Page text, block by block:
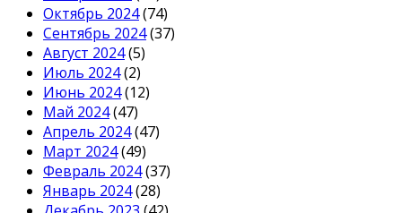
Октябрь 2024(74)
Сентябрь 2024(37)
Август 2024(5)
Июль 2024(2)
Июнь 2024(12)
Май 2024(47)
Апрель 2024(47)
Март 2024(49)
Февраль 2024(37)
Январь 2024(28)